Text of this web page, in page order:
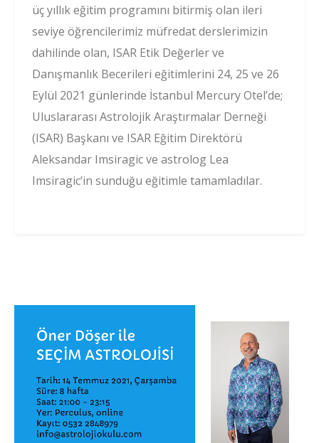
üç yıllık eğitim programını bitirmiş olan ileri
seviye öğrencilerimiz müfredat derslerimizin
dahilinde olan, ISAR Etik Değerler ve
Danışmanlık Becerileri eğitimlerini 24, 25 ve 26
Eylül 2021 günlerinde İstanbul Mercury Otel’de;
Uluslararası Astrolojik Araştırmalar Derneği
(ISAR) Başkanı ve ISAR Eğitim Direktörü
Aleksandar Imsiragic ve astrolog Lea
Imsiragic’in sunduğu eğitimle tamamladılar.